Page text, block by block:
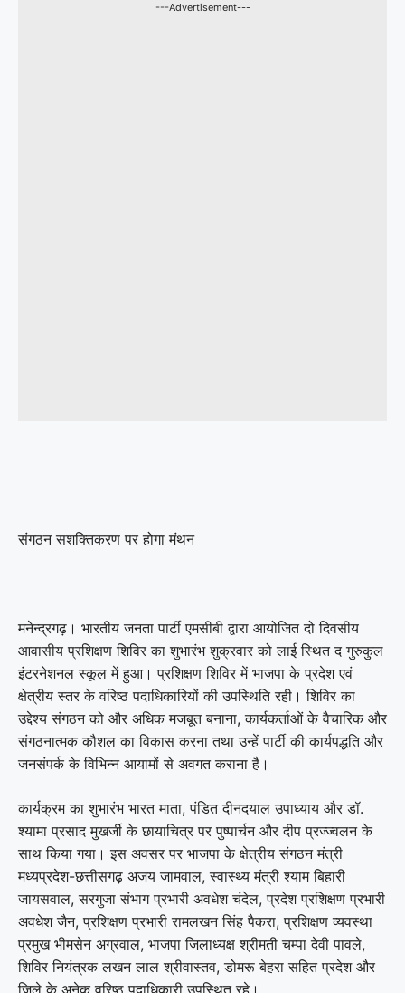
---Advertisement---
संगठन सशक्तिकरण पर होगा मंथन
मनेन्द्रगढ़। भारतीय जनता पार्टी एमसीबी द्वारा आयोजित दो दिवसीय
आवासीय प्रशिक्षण शिविर का शुभारंभ शुक्रवार को लाई स्थित द गुरुकुल
इंटरनेशनल स्कूल में हुआ। प्रशिक्षण शिविर में भाजपा के प्रदेश एवं
क्षेत्रीय स्तर के वरिष्ठ पदाधिकारियों की उपस्थिति रही। शिविर का
उद्देश्य संगठन को और अधिक मजबूत बनाना, कार्यकर्ताओं के वैचारिक और
संगठनात्मक कौशल का विकास करना तथा उन्हें पार्टी की कार्यपद्धति और
जनसंपर्क के विभिन्न आयामों से अवगत कराना है।
कार्यक्रम का शुभारंभ भारत माता, पंडित दीनदयाल उपाध्याय और डॉ.
श्यामा प्रसाद मुखर्जी के छायाचित्र पर पुष्पार्चन और दीप प्रज्ज्वलन के
साथ किया गया। इस अवसर पर भाजपा के क्षेत्रीय संगठन मंत्री
मध्यप्रदेश-छत्तीसगढ़ अजय जामवाल, स्वास्थ्य मंत्री श्याम बिहारी
जायसवाल, सरगुजा संभाग प्रभारी अवधेश चंदेल, प्रदेश प्रशिक्षण प्रभारी
अवधेश जैन, प्रशिक्षण प्रभारी रामलखन सिंह पैकरा, प्रशिक्षण व्यवस्था
प्रमुख भीमसेन अग्रवाल, भाजपा जिलाध्यक्ष श्रीमती चम्पा देवी पावले,
शिविर नियंत्रक लखन लाल श्रीवास्तव, डोमरू बेहरा सहित प्रदेश और